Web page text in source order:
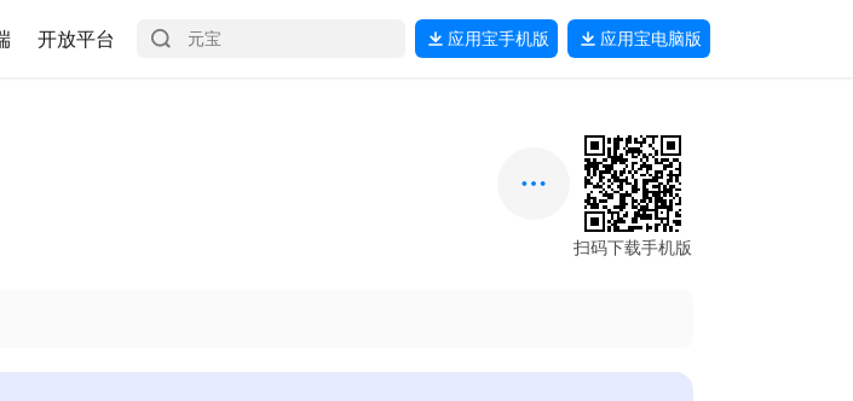
开放平台 应用宝手机版 应用宝电脑版
扫码下载手机版